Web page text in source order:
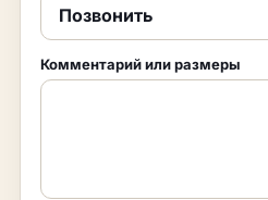
Комментарий или размеры